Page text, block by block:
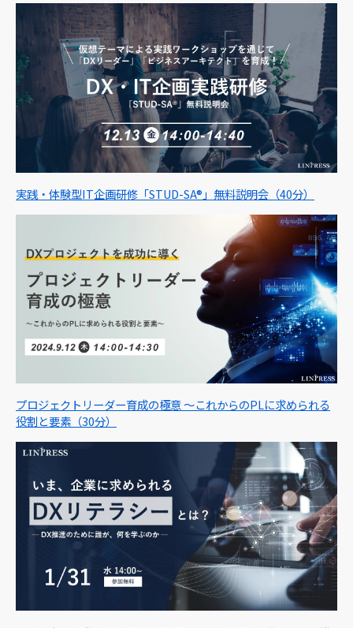
実践・体験型IT企画研修「STUD-SA®」無料説明会（40分）
プロジェクトリーダー育成の極意 ～これからのPLに求められる
役割と要素（30分）